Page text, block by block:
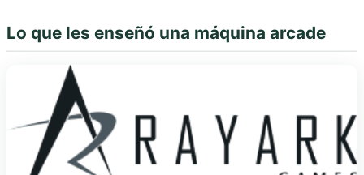
Lo que les enseñó una máquina arcade